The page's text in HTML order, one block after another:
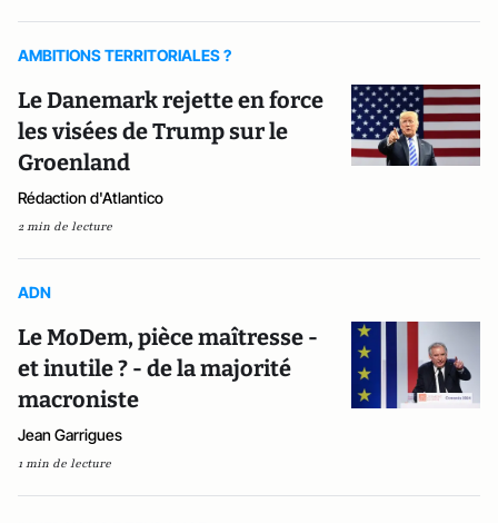
AMBITIONS TERRITORIALES ?
Le Danemark rejette en force
les visées de Trump sur le
Groenland
Rédaction d'Atlantico
2 min de lecture
ADN
Le MoDem, pièce maîtresse -
et inutile ? - de la majorité
macroniste
Jean Garrigues
1 min de lecture